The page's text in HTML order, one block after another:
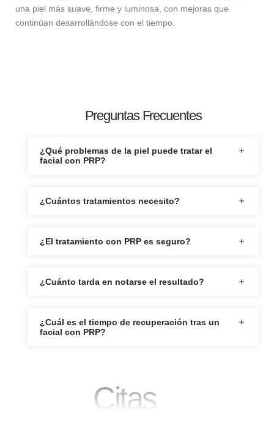
una piel más suave, firme y luminosa, con mejoras que
continúan desarrollándose con el tiempo.
Preguntas Frecuentes
¿Qué problemas de la piel puede tratar el
facial con PRP?
¿Cuántos tratamientos necesito?
¿El tratamiento con PRP es seguro?
¿Cuánto tarda en notarse el resultado?
¿Cuál es el tiempo de recuperación tras un
facial con PRP?
Citas​